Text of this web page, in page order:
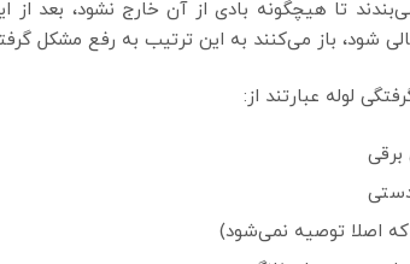
تا هیچگونه بادی از آن خارج نشود، بعد از
شود، باز می‌کنند به این ترتیب به رفع مشکل
لوله عبارتند از:
برقی
دستی
که اصلا توصیه نمی‌شود)